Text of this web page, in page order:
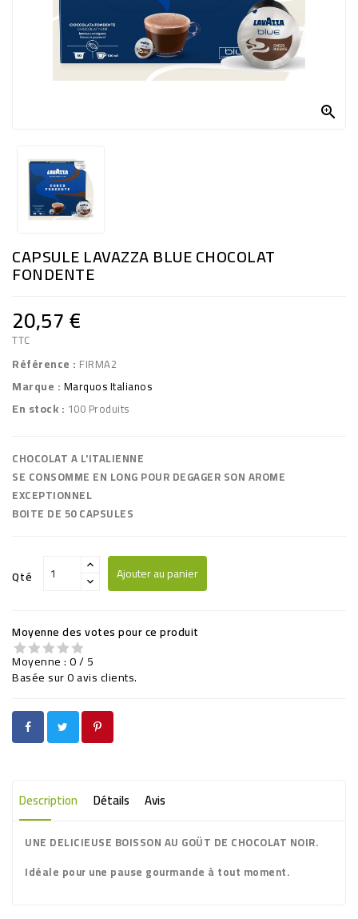

CAPSULE LAVAZZA BLUE CHOCOLAT
FONDENTE
20,57 €
TTC
Référence : FIRMA2
Marque : Marquos Italianos
En stock : 100 Produits
CHOCOLAT A L'ITALIENNE
SE CONSOMME EN LONG POUR DEGAGER SON AROME
EXCEPTIONNEL
BOITE DE 50 CAPSULES
Qté Ajouter au panier
Moyenne des votes pour ce produit
Moyenne :0/5
Basée sur0avis clients.
Description Détails Avis
UNE DELICIEUSE BOISSON AU GOÜT DE CHOCOLAT NOIR.
Idéale pour une pause gourmande à tout moment.